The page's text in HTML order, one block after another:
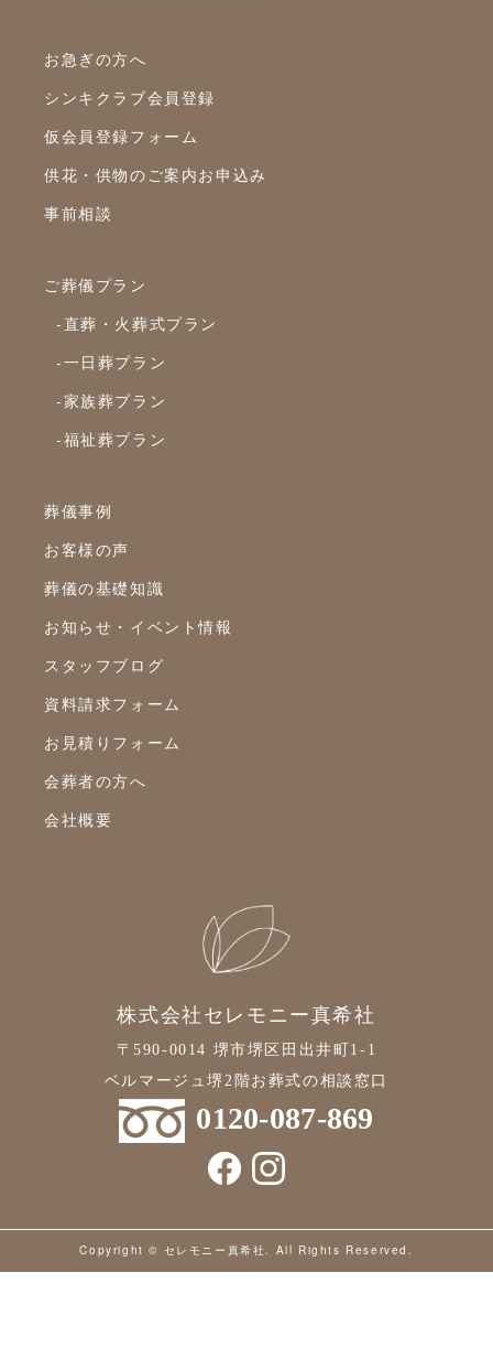
2023年10月
2023年8月
2023年7月
2023年6月
2023年5月
2023年4月
2023年2月
2023年1月
2022年12月
2022年10月
2021年7月
2021年6月
お急ぎの方へ
シンキクラブ会員登録
仮会員登録フォーム
供花・供物のご案内お申込み
事前相談
ご葬儀プラン
-直葬・火葬式プラン
-一日葬プラン
-家族葬プラン
-福祉葬プラン
葬儀事例
お客様の声
葬儀の基礎知識
お知らせ・イベント情報
スタッフブログ
資料請求フォーム
お見積りフォーム
会葬者の方へ
会社概要
株式会社セレモニー真希社
〒590-0014 堺市堺区田出井町1-1
ベルマージュ堺2階お葬式の相談窓口
0120-087-869
Copyright © セレモニー真希社. All Rights Reserved.